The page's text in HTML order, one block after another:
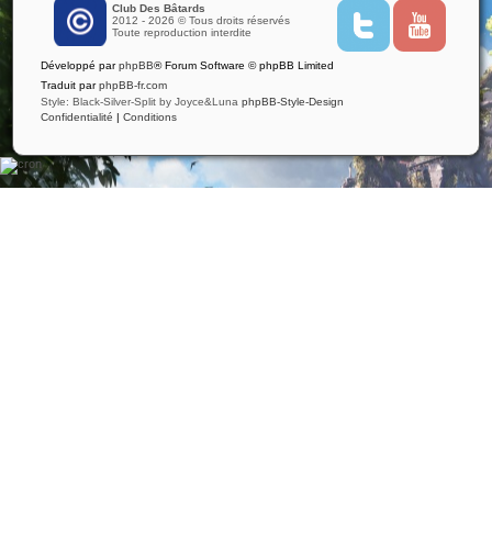
Club Des Bâtards
2012 - 2026 © Tous droits réservés
Toute reproduction interdite
T
i
Y
u
Développé parphpBB® Forum Software © phpBB Limited
Traduit parphpBB-fr.com
Style: Black-Silver-Split by Joyce&Luna phpBB-Style-Design
Confidentialité | Conditions